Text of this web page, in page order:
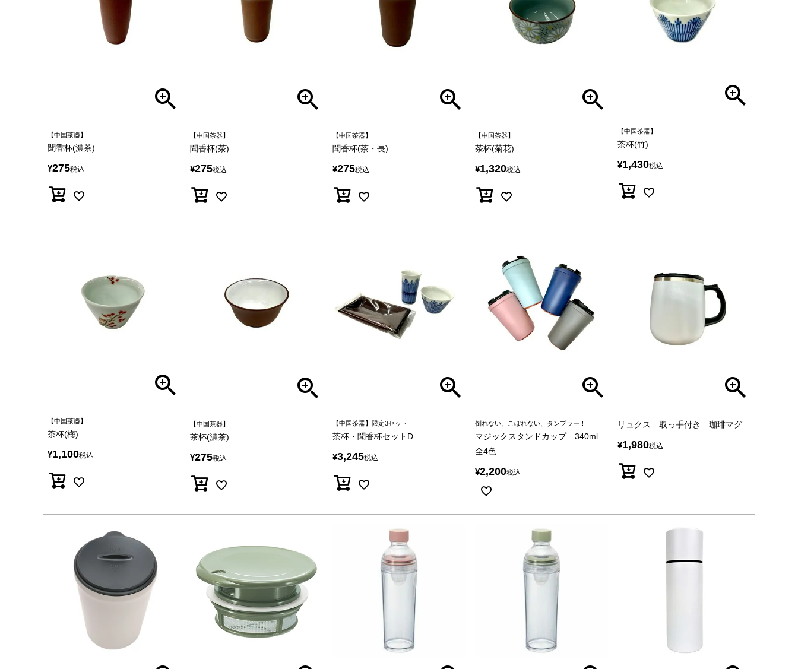
【中国茶器】
聞香杯(濃茶)
¥275税込
【中国茶器】
聞香杯(茶)
¥275税込
【中国茶器】
聞香杯(茶・長)
¥275税込
【中国茶器】
茶杯(菊花)
¥1,320税込
【中国茶器】
茶杯(竹)
¥1,430税込
【中国茶器】
茶杯(梅)
¥1,100税込
【中国茶器】
茶杯(濃茶)
¥275税込
【中国茶器】限定3セット
茶杯・聞香杯セットD
¥3,245税込
倒れない、こぼれない、タンブラー！
マジックスタンドカップ 340ml
全4色
¥2,200税込
リュクス 取っ手付き 珈琲マグ
¥1,980税込